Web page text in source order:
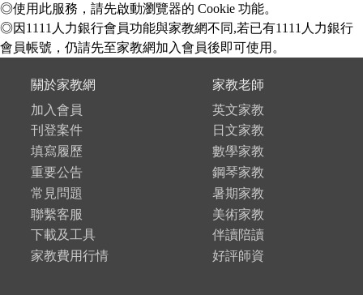
◎使用此服務，請先啟動瀏覽器的 Cookie 功能。
◎因1111人力銀行會員功能與家教網不同,若已有1111人力銀行
會員帳號，仍請先至家教網加入會員後即可使用。
關於家教網
加入會員
刊登案件
填寫履歷
重要公告
常見問題
聯繫客服
下載及工具
家教費用行情
家教老師
英文家教
日文家教
數學家教
鋼琴家教
暑期家教
美術家教
伴讀陪讀
好評師資